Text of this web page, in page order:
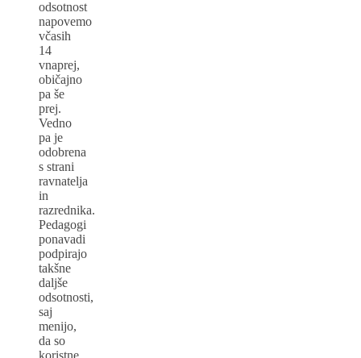
odsotnost
napovemo
včasih
14
vnaprej,
običajno
pa še
prej.
Vedno
pa je
odobrena
s strani
ravnatelja
in
razrednika.
Pedagogi
ponavadi
podpirajo
takšne
daljše
odsotnosti,
saj
menijo,
da so